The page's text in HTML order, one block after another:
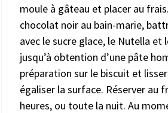
moule à gâteau et placer au
chocolat noir au bain-marie,
avec le sucre glace, le Nutella et
jusqu’à obtention d’une pâte
préparation sur le biscuit et
égaliser la surface. Réserver au
heures, ou toute la nuit. Au